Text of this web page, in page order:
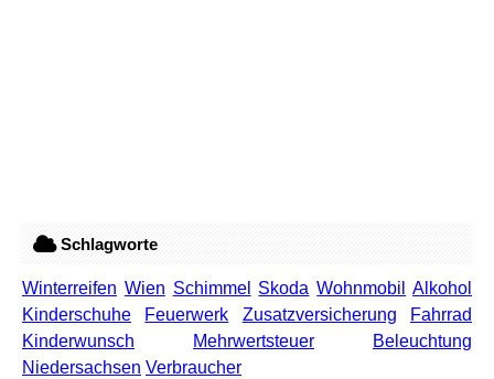
Schlagworte
Winterreifen Wien Schimmel Skoda Wohnmobil
Alkohol
Kinderschuhe
Feuerwerk Zusatzversicherung
Fahrrad
Kinderwunsch
Mehrwertsteuer
Beleuchtung
Niedersachsen Verbraucher